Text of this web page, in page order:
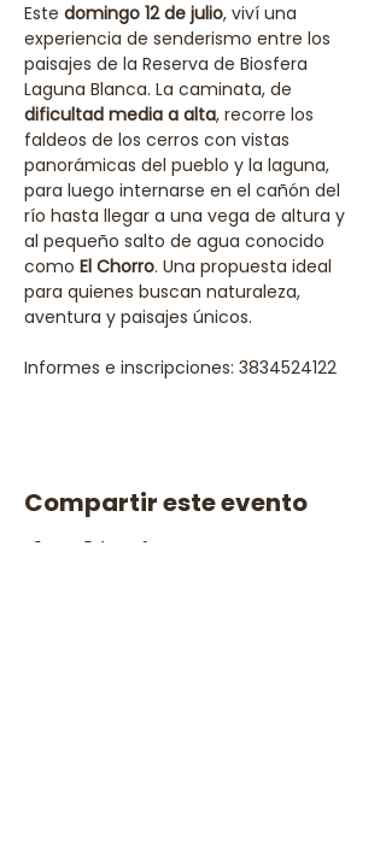
Este domingo 12 de julio, viví una
experiencia de senderismo entre los
paisajes de la Reserva de Biosfera
Laguna Blanca. La caminata, de
dificultad media a alta, recorre los
faldeos de los cerros con vistas
panorámicas del pueblo y la laguna,
para luego internarse en el cañón del
río hasta llegar a una vega de altura y
al pequeño salto de agua conocido
como El Chorro. Una propuesta ideal
para quienes buscan naturaleza,
aventura y paisajes únicos.
Informes e inscripciones: 3834524122
Compartir este evento